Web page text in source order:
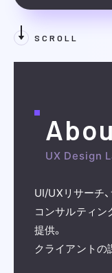
SCROLL
UX Design
UI/UXリサーチ
コンサルティ
提供。
クライアントの